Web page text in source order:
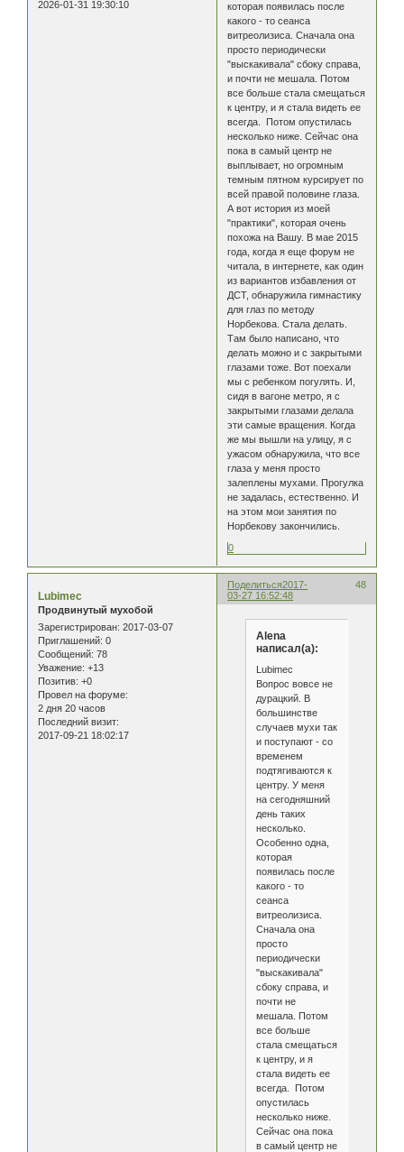
2026-01-31 19:30:10
которая появилась после
какого - то сеанса
витреолизиса. Сначала она
просто периодически
"выскакивала" сбоку справа,
и почти не мешала. Потом
все больше стала смещаться
к центру, и я стала видеть ее
всегда. Потом опустилась
несколько ниже. Сейчас она
пока в самый центр не
выплывает, но огромным
темным пятном курсирует по
всей правой половине глаза.
А вот история из моей
"практики", которая очень
похожа на Вашу. В мае 2015
года, когда я еще форум не
читала, в интернете, как один
из вариантов избавления от
ДСТ, обнаружила гимнастику
для глаз по методу
Норбекова. Стала делать.
Там было написано, что
делать можно и с закрытыми
глазами тоже. Вот поехали
мы с ребенком погулять. И,
сидя в вагоне метро, я с
закрытыми глазами делала
эти самые вращения. Когда
же мы вышли на улицу, я с
ужасом обнаружила, что все
глаза у меня просто
залеплены мухами. Прогулка
не задалась, естественно. И
на этом мои занятия по
Норбекову закончились.
0
Поделиться 48
2017-
03-27 16:52:48
Lubimec
Продвинутый мухобой
Зарегистрирован: 2017-03-07
Приглашений: 0
Сообщений: 78
Уважение: +13
Позитив: +0
Провел на форуме:
2 дня 20 часов
Последний визит:
2017-09-21 18:02:17
Alena
написал(а):
Lubimec
Вопрос вовсе не
дурацкий. В
большинстве
случаев мухи так
и поступают - со
временем
подтягиваются к
центру. У меня
на сегодняшний
день таких
несколько.
Особенно одна,
которая
появилась после
какого - то
сеанса
витреолизиса.
Сначала она
просто
периодически
"выскакивала"
сбоку справа, и
почти не
мешала. Потом
все больше
стала смещаться
к центру, и я
стала видеть ее
всегда. Потом
опустилась
несколько ниже.
Сейчас она пока
в самый центр не